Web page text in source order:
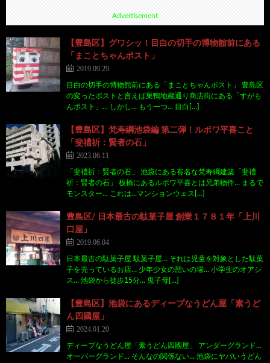
Advertisement
【豊島区】グワシッ！目白の切手の博物館前にある
「まことちゃんポスト」
2019.09.29
目白の切手の博物館前にある「まことちゃんポスト」 豊島区
の変ったポストと言えば巣鴨地蔵通り商店街にある「すがも
んポスト」… しかし… もう一つ… 目白[…]
【豊島区】梵寿綱池袋編 第二弾！ルボワ平喜こと
「斐禮祈：賢者の石」
2023.06.11
「斐禮祈：賢者の石」 池袋にある有名な梵寿綱建築「斐禮
祈：賢者の石」 板橋にあるルボワ平喜とは兄弟物件… まるで
モンスター… これは…マンションウェス[…]
豊島区/ 日本最古の駄菓子屋 創業１７８１年「上川
口屋」
2019.06.04
日本最古の駄菓子屋 駄菓子屋… それは児童を対象とした駄菓
子を売っているお店… 少年少女の憩いの場… 小学生のオアシ
ス… 池袋から徒歩15分… 鬼子母[…]
【豊島区】池袋にあるディープなうどん屋「素うど
ん四國屋」
2024.01.20
ディープなうどん屋「素うどん四國屋」 アンダーグランド…
オーバーグランド… そんなの関係ない… 池袋にヤバいうどん